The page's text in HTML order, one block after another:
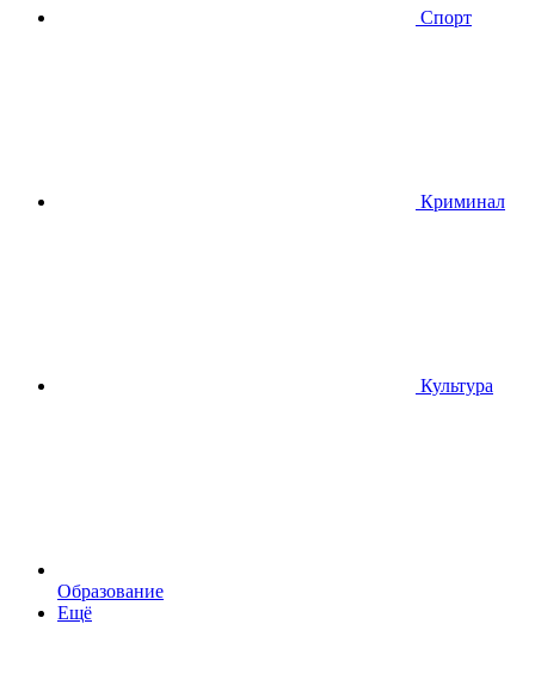
Спорт
Криминал
Культура
Образование
Ещё